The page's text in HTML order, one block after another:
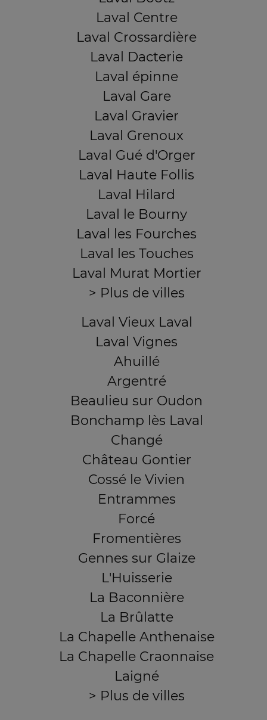
Laval Centre
Laval Crossardière
Laval Dacterie
Laval épinne
Laval Gare
Laval Gravier
Laval Grenoux
Laval Gué d'Orger
Laval Haute Follis
Laval Hilard
Laval le Bourny
Laval les Fourches
Laval les Touches
Laval Murat Mortier
> Plus de villes
Laval Vieux Laval
Laval Vignes
Ahuillé
Argentré
Beaulieu sur Oudon
Bonchamp lès Laval
Changé
Château Gontier
Cossé le Vivien
Entrammes
Forcé
Fromentières
Gennes sur Glaize
L'Huisserie
La Baconnière
La Brûlatte
La Chapelle Anthenaise
La Chapelle Craonnaise
Laigné
> Plus de villes